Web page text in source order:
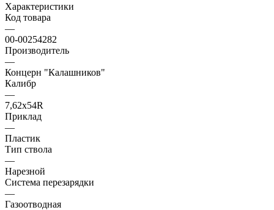
Характеристики
Код товара
—
00-00254282
Производитель
—
Концерн "Калашников"
Калибр
—
7,62х54R
Приклад
—
Пластик
Тип ствола
—
Нарезной
Система перезарядки
—
Газоотводная